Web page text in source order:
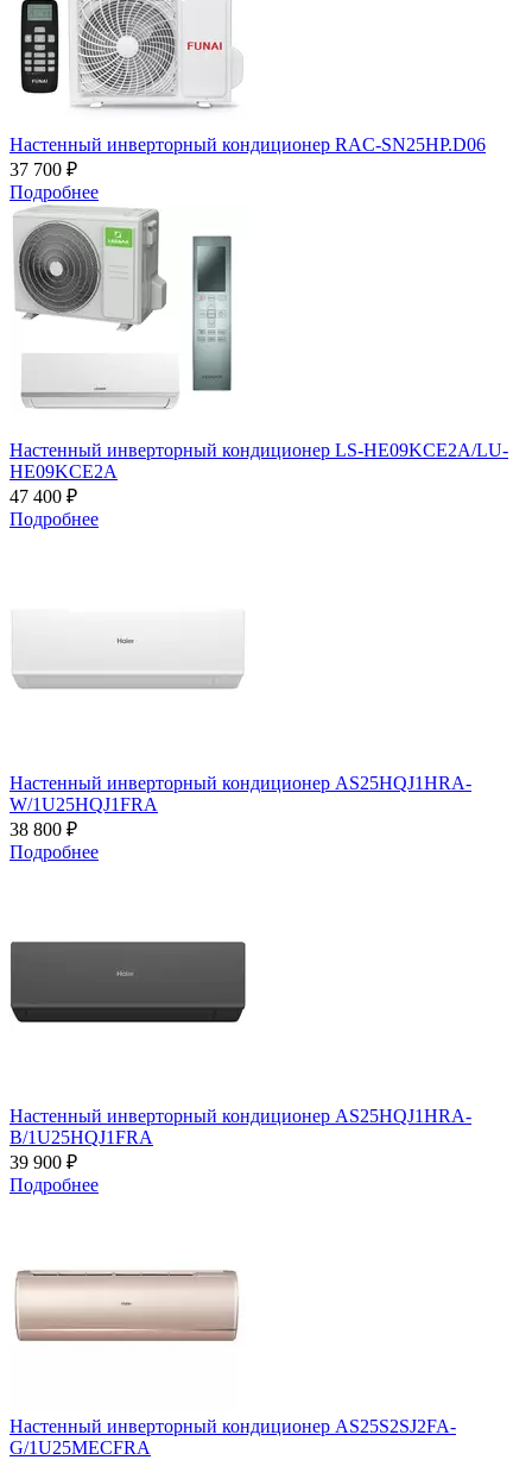
Настенный инверторный кондиционер RAC-SN25HP.D06
37 700 ₽
Подробнее
Настенный инверторный кондиционер LS-HE09KCE2A/LU-
HE09KCE2A
47 400 ₽
Подробнее
Настенный инверторный кондиционер AS25HQJ1HRA-
W/1U25HQJ1FRA
38 800 ₽
Подробнее
Настенный инверторный кондиционер AS25HQJ1HRA-
B/1U25HQJ1FRA
39 900 ₽
Подробнее
Настенный инверторный кондиционер AS25S2SJ2FA-
G/1U25MECFRA